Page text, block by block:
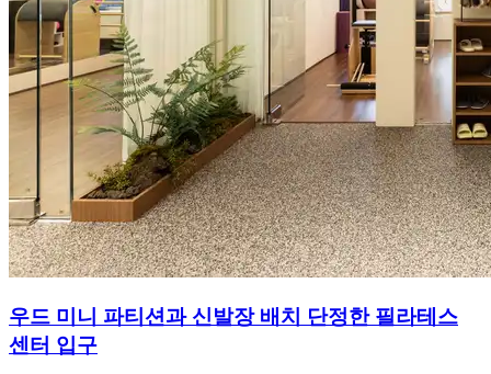
우드 미니 파티션과 신발장 배치 단정한 필라테스
센터 입구